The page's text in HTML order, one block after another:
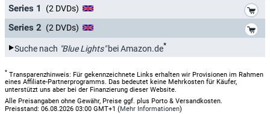
Series 1 (2 DVDs)
Series 2 (2 DVDs)
Suche nach "Blue Lights"bei Amazon.de*
* Transparenzhinweis: Für gekennzeichnete Links erhalten wir Provisionen im Rahmen
eines Affiliate-Partnerprogramms. Das bedeutet keine Mehrkosten für Käufer,
unterstützt uns aber bei der Finanzierung dieser Website.
Alle Preisangaben ohne Gewähr, Preise ggf. plus Porto & Versandkosten.
Preisstand: 06.08.2026 03:00 GMT+1 (Mehr Informationen)